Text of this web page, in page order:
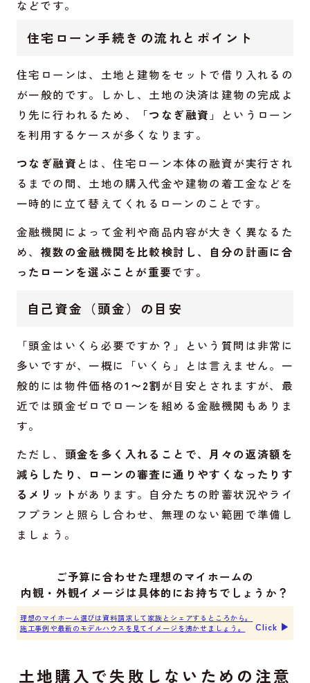
などです。
住宅ローン手続きの流れとポイント
住宅ローンは、土地と建物をセットで借り入れるの
が一般的です。しかし、土地の決済は建物の完成よ
り先に行われるため、「つなぎ融資 」というローン
を利用するケースが多くなります。
つなぎ融資 とは、住宅ローン本体の融資が実行され
るまでの間、土地の購入代金や建物の着工金などを
一時的に立て替えてくれるローンのことです。
金融機関によって金利や商品内容が大きく異なるた
め、 複数の金融機関を比較検討し、自分の計画に合
ったローンを選ぶことが重要です。
自己資金（頭金）の目安
「頭金はいくら必要ですか？」という質問は非常に
多いですが、一概に「いくら」とは言えません。一
般的には物件価格の1〜2割が目安とされますが、最
近では頭金ゼロでローンを組める金融機関もありま
す。
ただし、 頭金を多く入れることで、月々の返済額を
減らしたり、ローンの審査に通りやすくなったりす
るメリット があります。自分たちの貯蓄状況やライ
フプランと照らし合わせ、無理のない範囲で準備し
ましょう。
ご予算に合わせた理想のマイホームの
内観・外観イメージは具体的にお持ちでしょうか？
理想のマイホーム選びは資料請求して家族とシェアするところから。
施工事例や最新のモデルハウスを見てイメージを沸かせましょう。
Click ▶︎
土地購入で失敗しないための注意